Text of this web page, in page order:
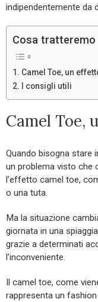
indipendentemente da
Cosa tratteremo
Camel Toe, un
I consigli utili
Camel Toe,
Quando bisogna stare
un problema visto che
l’effetto camel toe,
o una tuta.
Ma la situazione
giornata in una
grazie a determinati
l’inconveniente.
Il camel toe, come
rappresenta un